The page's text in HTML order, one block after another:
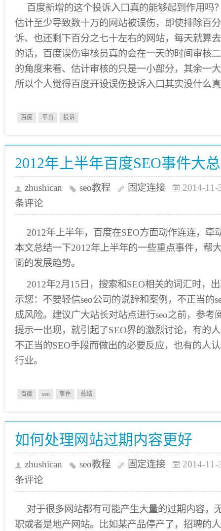
百度新增的这个投诉入口真的能够起到作用吗
估计至少导致数十万的网站被误伤，即使排除百
诉、也还剩下百分之七十左右的网站，每天就算
的话，百度误伤审核员真的会在一天的时间审核
的角度来看、估计审核的只是一小部分，其余一
所以个人觉得百度开设误伤投诉入口其实没什么
百度 平台 投诉
2012年上半年百度SEO事件大
zhushican seo教程 固定连接
2014-11-
条评论
2012年上半年，百度在SEO方面动作连连，牵
本文总结一下2012年上半年的一些重点事件，帮
面的发展趋势。
2012年2月15日，搜索和SEO相关的词汇时，
示您：不要轻信seo公司的说辞和案例，不正当的
成风险。建议广大站长对站点进行seo之前，参考
提示一出现，就引起了SEO界的激烈讨论，有的
不正当的SEO手段而做出的必要反应，也有的人
行业。
百度 seo 事件 总结
如何处理网站过期内容更好
zhushican seo教程 固定连接
2014-11-
条评论
对于很多网站都有可能产生大量的过期内容，
职或者是地产网站。比如某产品停产了，招聘的